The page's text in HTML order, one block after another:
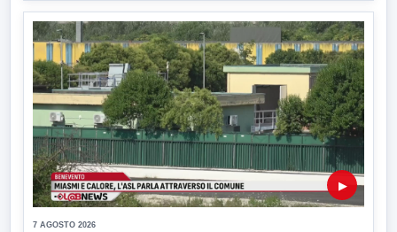
▶
7 AGOSTO 2026